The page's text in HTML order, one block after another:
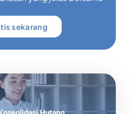
sekarang